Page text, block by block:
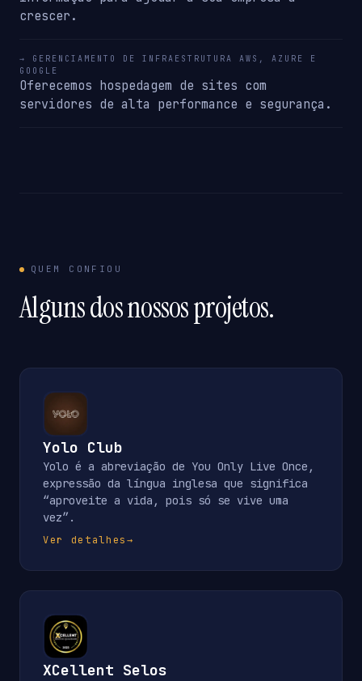
crescer.
→ GERENCIAMENTO DE INFRAESTRUTURA AWS, AZURE E
GOOGLE
Oferecemos hospedagem de sites com
servidores de alta performance e segurança.
QUEM CONFIOU
Alguns dos nossos projetos.
Yolo Club
Yolo é a abreviação de You Only Live Once,
expressão da língua inglesa que significa
“aproveite a vida, pois só se vive uma
vez”.
Ver detalhes→
XCellent Selos